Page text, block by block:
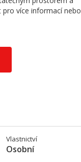
více informací nebo
Vlastnictví
Osobní